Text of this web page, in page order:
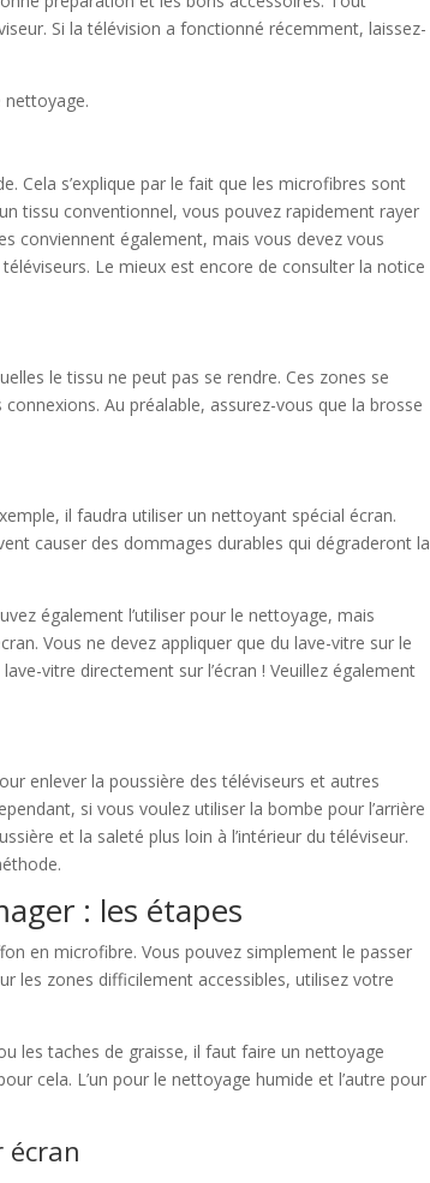
Si la télévision a fonctionné récemment, laissez-
nettoyage.
Cela s’explique par le fait que les microfibres sont
tissu conventionnel, vous pouvez rapidement rayer
conviennent également, mais vous devez vous
Le mieux est encore de consulter la notice
le tissu ne peut pas se rendre. Ces zones se
Au préalable, assurez-vous que la brosse
il faudra utiliser un nettoyant spécial écran.
causer des dommages durables qui dégraderont la
également l’utiliser pour le nettoyage, mais
Vous ne devez appliquer que du lave-vitre sur le
vitre directement sur l’écran ! Veuillez également
enlever la poussière des téléviseurs et autres
si vous voulez utiliser la bombe pour l’arrière
et la saleté plus loin à l’intérieur du téléviseur.
: les étapes
en microfibre. Vous pouvez simplement le passer
les zones difficilement accessibles, utilisez votre
les taches de graisse, il faut faire un nettoyage
cela. L’un pour le nettoyage humide et l’autre pour